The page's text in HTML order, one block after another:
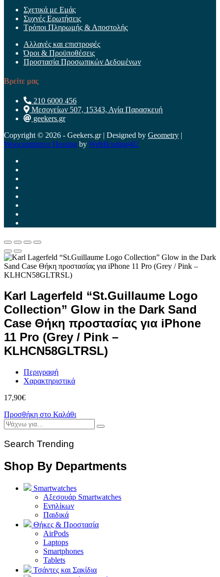
Σχετικά με Εμάς
Συχνές Ερωτήσεις
Τρόποι Πληρωμής & Αποστολής
Αλλαγές και επιστροφές
Όροι & Προϋποθέσεις
Προστασία Προσωπικών Δεδομένων
Βρείτε μας
210 6000 456
Μεσογείων 507, 15343, Αγία Παρασκευή
geekers.gr
Copyright © 2026 - Geekers.gr | Designed by Geometry |
Woocommerce Hosting by WebHosting|4U
Karl Lagerfeld “St.Guillaume Logo
Collection” Glow in the Dark Sand
Case Θήκη προστασίας για iPhone
11 Pro (Grey / Pink –
KLHCN58GLTRSL)
Περιγραφή
Χαρακτηριστικά
17,90€
Προσθήκη στο Καλάθι
Search Trending
Shop By Departments
Smartwatches
Αξεσουάρ Smartwatches
Ενηλίκων
Παιδικά
Θήκες & Προστασία
AirPods
Laptops
Smartphones
Tablets
Τσάντες και Σακίδια